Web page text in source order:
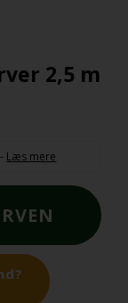
2,5 m
- Læs mere